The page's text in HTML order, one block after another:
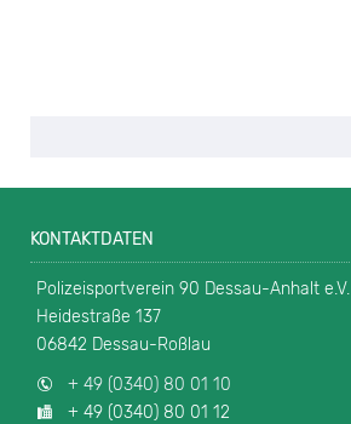
KONTAKTDATEN
Polizeisportverein 90 Dessau-Anhalt e.V.
Heidestraße 137
06842 Dessau-Roßlau
+ 49 (0340) 80 01 10
+ 49 (0340) 80 01 12